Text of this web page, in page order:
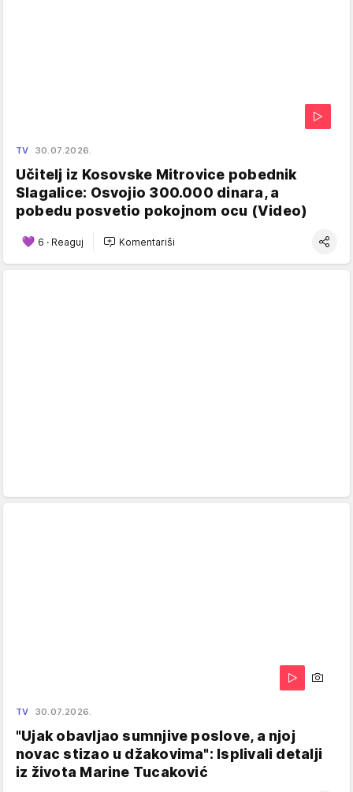
TV 30.07.2026.
Učitelj iz Kosovske Mitrovice pobednik
Slagalice: Osvojio 300.000 dinara, a
pobedu posvetio pokojnom ocu (Video)
6 · Reaguj Komentariši
TV 30.07.2026.
"Ujak obavljao sumnjive poslove, a njoj
novac stizao u džakovima": Isplivali detalji
iz života Marine Tucaković